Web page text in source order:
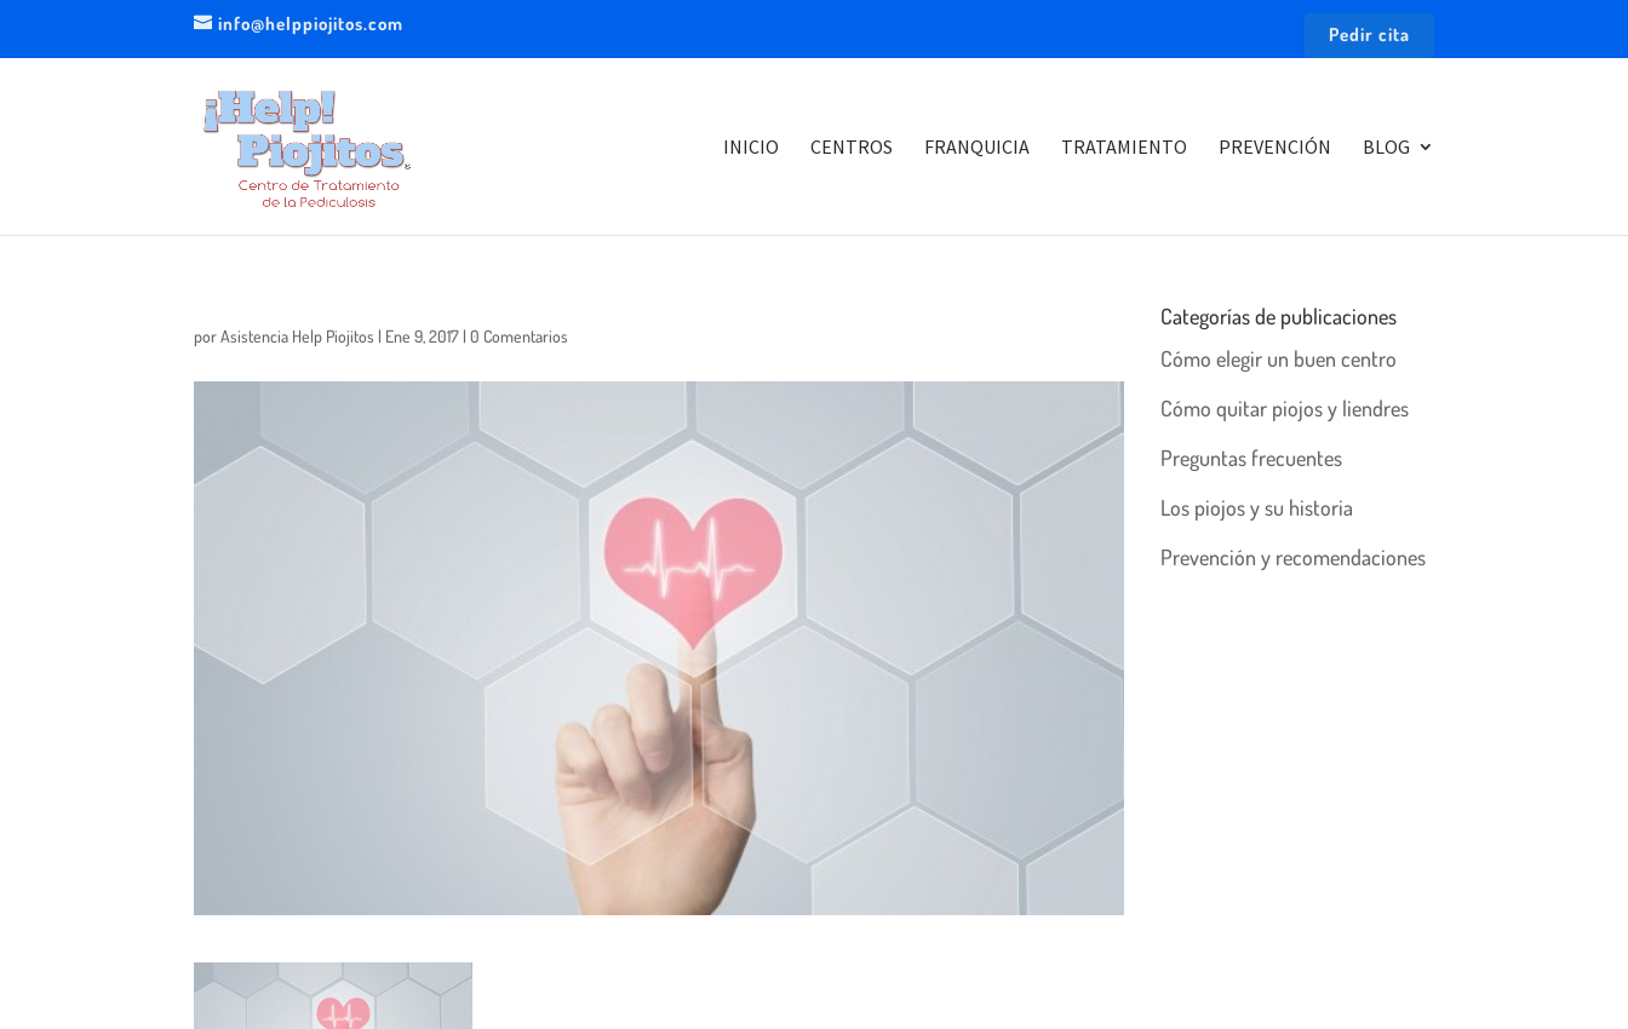
info@helppiojitos.com Pedir cita
INICIO CENTROS FRANQUICIA TRATAMIENTO PREVENCIÓN BLOG
porAsistencia Help Piojitos | Ene 9, 2017 | 0 Comentarios
Categorías de publicaciones
Cómo elegir un buen centro
Cómo quitar piojos y liendres
Preguntas frecuentes
Los piojos y su historia
Prevención y recomendaciones